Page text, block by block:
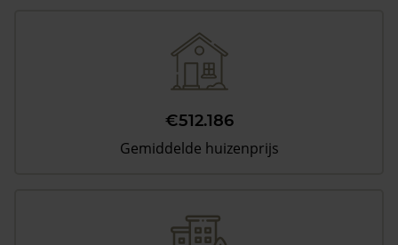
€512.186
Gemiddelde huizenprijs